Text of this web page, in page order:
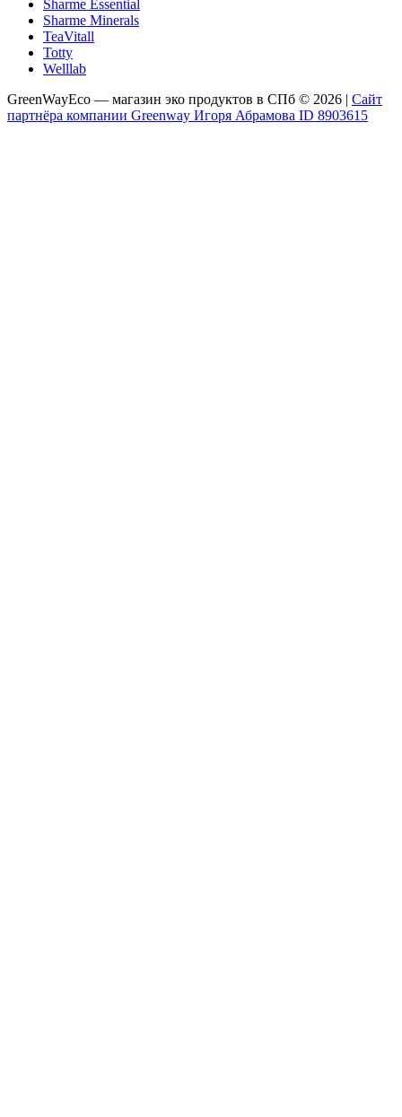
Sharme Essential
Sharme Minerals
TeaVitall
Totty
Welllab
GreenWayEco — магазин эко продуктов в СПб © 2026 | Сайт
партнёра компании Greenway Игоря Абрамова ID 8903615